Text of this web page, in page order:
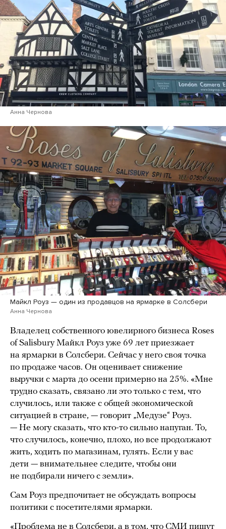
Анна Чернова
Майкл Роуз — один из продавцов на ярмарке в Солсбери
Анна Чернова
Владелец собственного ювелирного бизнеса Roses
of Salisbury Майкл Роуз уже 69 лет приезжает
на ярмарки в Солсбери. Сейчас у него своя точка
по продаже часов. Он оценивает снижение
выручки с марта до осени примерно на 25%. «Мне
трудно сказать, связано ли это только с тем, что
случилось, или также с общей экономической
ситуацией в стране, — говорит „Медузе“ Роуз.
— Не могу сказать, что кто-то сильно напуган. То,
что случилось, конечно, плохо, но все продолжают
жить, ходить по магазинам, гулять. Если у вас
дети — внимательнее следите, чтобы они
не подбирали ничего с земли».
Сам Роуз предпочитает не обсуждать вопросы
политики с посетителями ярмарки.
«Проблема не в Солсбери, а в том, что СМИ пишут